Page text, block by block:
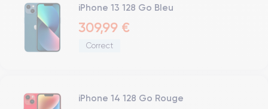
iPhone 13 128 Go Bleu
309,99 €
Correct
iPhone 14 128 Go Rouge